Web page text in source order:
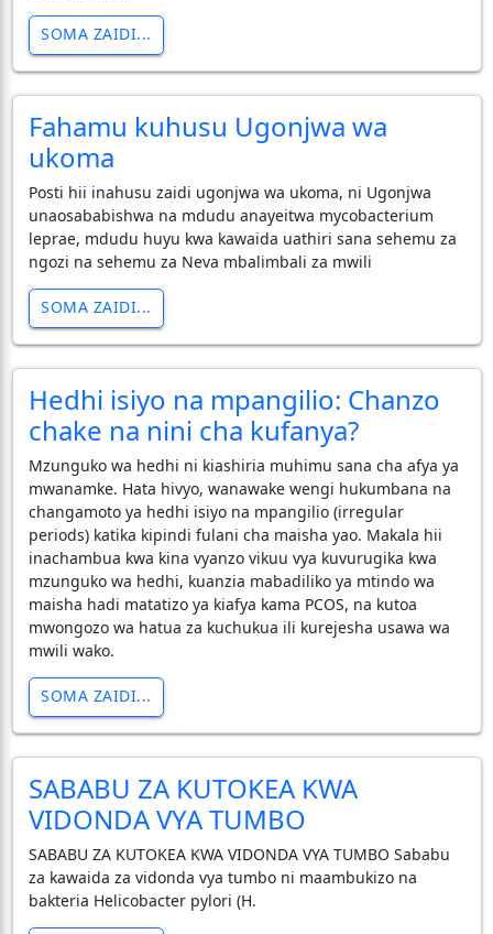
SOMA ZAIDI...
Fahamu kuhusu Ugonjwa wa
ukoma
Posti hii inahusu zaidi ugonjwa wa ukoma, ni Ugonjwa
unaosababishwa na mdudu anayeitwa mycobacterium
leprae, mdudu huyu kwa kawaida uathiri sana sehemu za
ngozi na sehemu za Neva mbalimbali za mwili
SOMA ZAIDI...
Hedhi isiyo na mpangilio: Chanzo
chake na nini cha kufanya?
​Mzunguko wa hedhi ni kiashiria muhimu sana cha afya ya
mwanamke. Hata hivyo, wanawake wengi hukumbana na
changamoto ya hedhi isiyo na mpangilio (irregular
periods) katika kipindi fulani cha maisha yao. Makala hii
inachambua kwa kina vyanzo vikuu vya kuvurugika kwa
mzunguko wa hedhi, kuanzia mabadiliko ya mtindo wa
maisha hadi matatizo ya kiafya kama PCOS, na kutoa
mwongozo wa hatua za kuchukua ili kurejesha usawa wa
mwili wako.
SOMA ZAIDI...
SABABU ZA KUTOKEA KWA
VIDONDA VYA TUMBO
SABABU ZA KUTOKEA KWA VIDONDA VYA TUMBO Sababu
za kawaida za vidonda vya tumbo ni maambukizo na
bakteria Helicobacter pylori (H.